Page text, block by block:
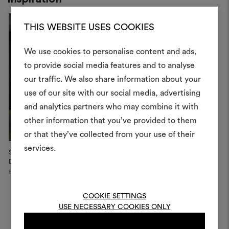
THIS WEBSITE USES COOKIES
We use cookies to personalise content and ads,
to provide social media features and to analyse
our traffic. We also share information about your
use of our site with our social media, advertising
and analytics partners who may combine it with
other information that you’ve provided to them
or that they’ve collected from your use of their
services.
COOKIE SETTINGS
USE NECESSARY COOKIES ONLY
Soft Reflections, MAJ VAN
DER...
Berlin
Ein
erstellen
Ein interaktives Tool, mit
Ideen zum Leben
anderen teilen können,